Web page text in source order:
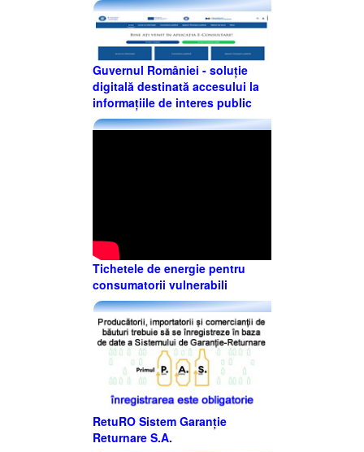
Guvernul României - soluție
digitală destinată accesului la
informațiile de interes public
Tichetele de energie pentru
consumatorii vulnerabili
RetuRO Sistem Garanție
Returnare S.A.